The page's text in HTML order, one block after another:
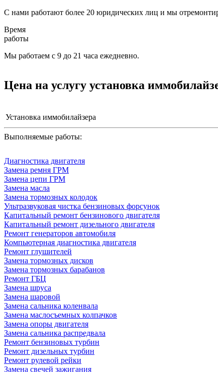
С нами работают более 20 юридических лиц и мы
Время
работы
Мы работаем с 9 до 21 часа ежедневно.
Цена на услугу установка
Установка иммобилайзера
Выполняемые работы:
Диагностика двигателя
Замена ремня ГРМ
Замена цепи ГРМ
Замена масла
Замена тормозных колодок
Ультразвуковая чистка бензиновых форсунок
Капитальный ремонт бензинового двигателя
Капитальный ремонт дизельного двигателя
Ремонт генераторов автомобиля
Компьютерная диагностика двигателя
Ремонт глушителей
Замена тормозных дисков
Замена тормозных барабанов
Ремонт ГБЦ
Замена шруса
Замена шаровой
Замена сальника коленвала
Замена маслосъемных колпачков
Замена опоры двигателя
Замена сальника распредвала
Ремонт бензиновых турбин
Ремонт дизельных турбин
Ремонт рулевой рейки
Замена свечей зажигания